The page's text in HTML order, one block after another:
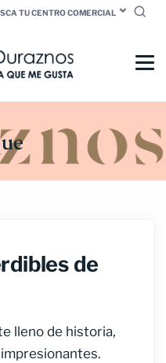
TU CENTRO COMERCIAL
de
lleno de historia,